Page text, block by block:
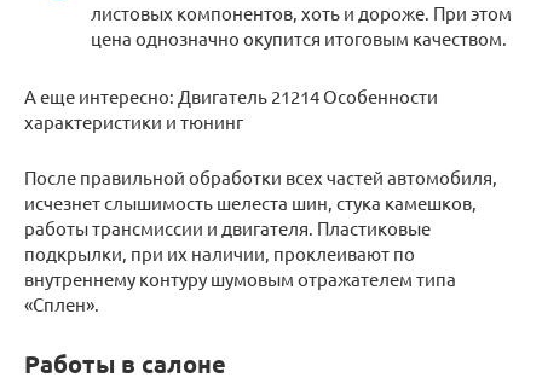
листовых компонентов, хоть и дороже. При этом
цена однозначно окупится итоговым качеством.
А еще интересно: Двигатель 21214 Особенности
характеристики и тюнинг
После правильной обработки всех частей автомобиля,
исчезнет слышимость шелеста шин, стука камешков,
работы трансмиссии и двигателя. Пластиковые
подкрылки, при их наличии, проклеивают по
внутреннему контуру шумовым отражателем типа
«Сплен».
Работы в салоне